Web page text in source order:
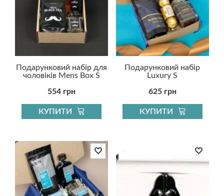
Подарунковий набір для
чоловіків Mens Box S
554 грн
КУПИТИ
Подарунковий набір
Luxury S
625 грн
КУПИТИ